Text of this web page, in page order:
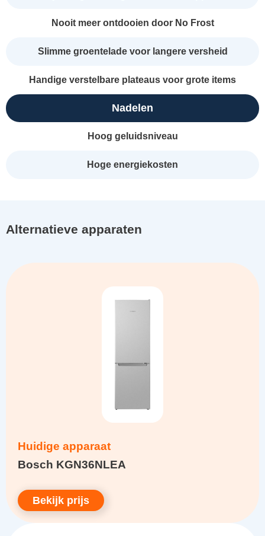
Nooit meer ontdooien door No Frost
Slimme groentelade voor langere versheid
Handige verstelbare plateaus voor grote items
Nadelen
Hoog geluidsniveau
Hoge energiekosten
Alternatieve apparaten
Huidige apparaat
Bosch KGN36NLEA
Bekijk prijs